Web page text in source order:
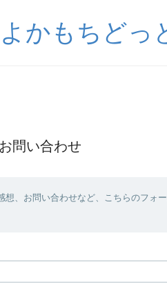
よかもちどっ
お問い合わせ
、お問い合わせなど、こちらのフォ